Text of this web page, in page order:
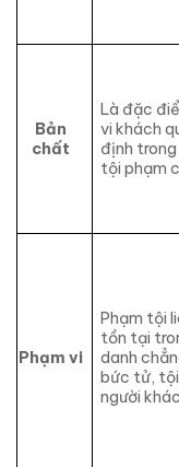
Bản
chất
Là đặc
vi khách
định
tội phạm
Phạm vi
Phạm tội
tồn tại
danh
bức tử, tội
người